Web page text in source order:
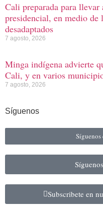
Cali preparada para llevar
presidencial, en medio de
desadaptados
7 agosto, 2026
Minga indígena advierte
Cali, y en varios
7 agosto, 2026
Síguenos
Síguenos
Subscribete en